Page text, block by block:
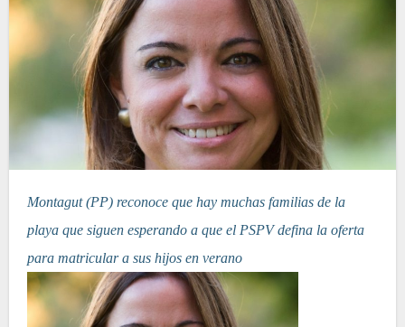
Montagut (PP) reconoce que hay muchas familias de la
playa que siguen esperando a que el PSPV defina la oferta
para matricular a sus hijos en verano